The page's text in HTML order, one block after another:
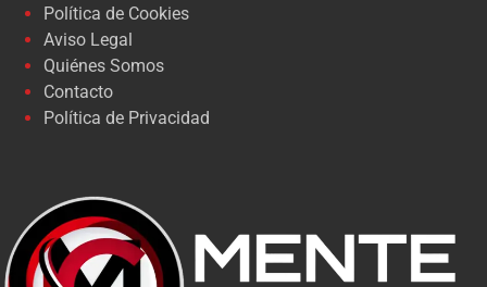
Política de Cookies
Aviso Legal
Quiénes Somos
Contacto
Política de Privacidad